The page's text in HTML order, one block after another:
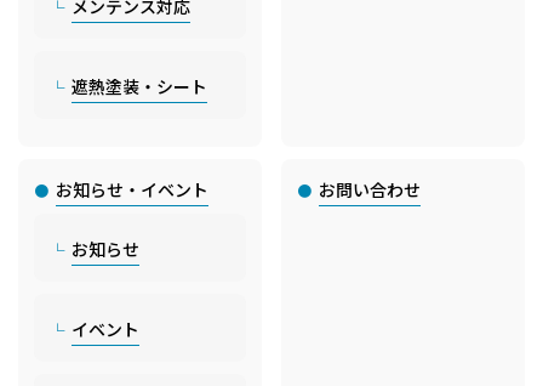
メンテンス対応
遮熱塗装・シート
お知らせ・イベント
お知らせ
イベント
お問い合わせ